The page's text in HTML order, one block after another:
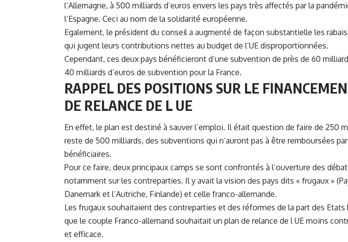
l’Allemagne, à 500 milliards d’euros envers les pays très affectés par la
l’Espagne. Ceci au nom de la solidarité européenne.
Egalement, le président du conseil a augmenté de façon substantielle les
qui jugent leurs contributions nettes au budget de l’UE disproportionnées.
Cependant, ces deux pays bénéficieront d’une subvention de près de 60
40 milliards d’euros de subvention pour la France.
RAPPEL DES POSITIONS SUR LE
DE RELANCE DE L UE
En effet, le plan est destiné à sauver l’emploi. Il était question de faire de 250
reste de 500 milliards, des subventions qui n’auront pas à être remboursées
bénéficiaires.
Pour ce faire, deux principaux camps se sont confrontés à l’ouverture des
notamment sur les contreparties. Il y avait la vision des pays dits « frugaux »
Danemark et l’Autriche, Finlande) et celle franco-allemande.
Les frugaux souhaitaient des contreparties et des réformes de la part des Etats
que le couple Franco-allemand souhaitait un plan de relance de l UE moins
et efficace.